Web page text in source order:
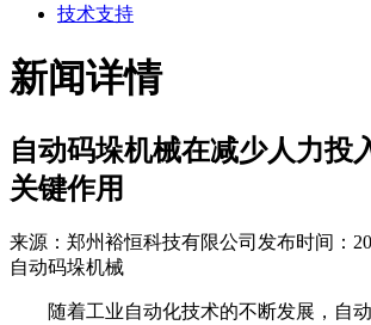
技术支持
新闻详情
自动码垛机械在减少人力投
关键作用
来源：郑州裕恒科技有限公司 发布时间：
自动码垛机械
随着工业自动化技术的不断发展，自动